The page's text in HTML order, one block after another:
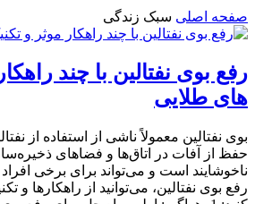
صفحه اصلی سبک زندگی
رفع بوی نفتالین با چند
های طلایی
بوی نفتالین معمولاً ناشی از استفاده از
حفظ از آفات در اتاق‌ها و فضاهای
ناخوشایند است و می‌تواند برای برخی افراد
رفع بوی نفتالین، می‌توانید از راهکارها و